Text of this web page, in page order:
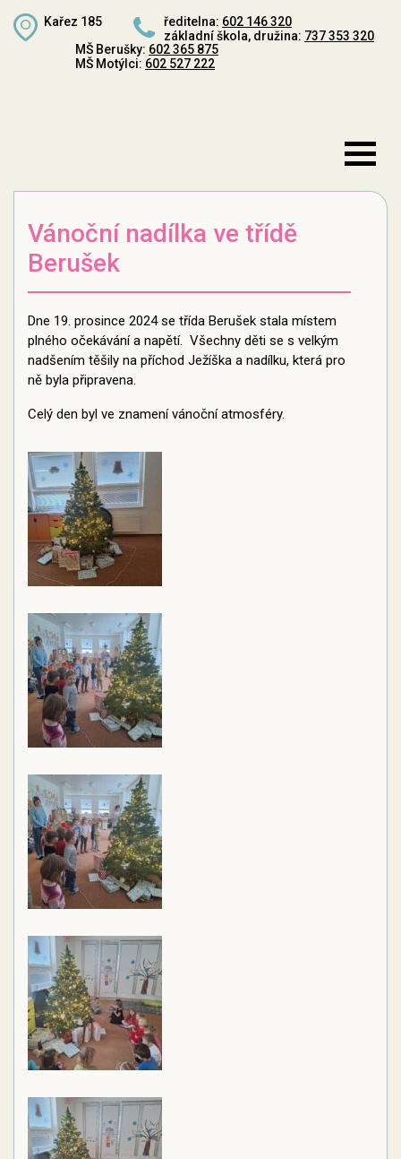
Kařez 185 ředitelna: 602 146 320
základní škola, družina: 737 353 320
MŠ Berušky: 602 365 875
MŠ Motýlci: 602 527 222
Vánoční nadílka ve třídě
Berušek
Dne 19. prosince 2024 se třída Berušek stala místem
plného očekávání a napětí. Všechny děti se s velkým
nadšením těšily na příchod Ježíška a nadílku, která pro
ně byla připravena.
Celý den byl ve znamení vánoční atmosféry.